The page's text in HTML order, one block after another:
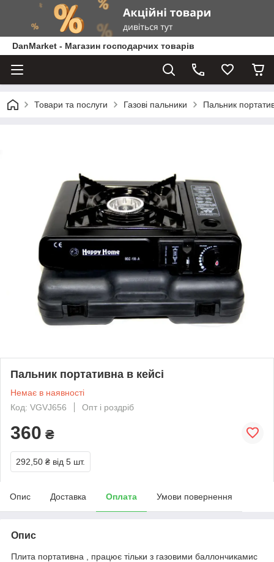
DanMarket - Магазин господарчих товарів
Товари та послуги Газові пальники Пальник
Пальник портативна в кейсі
Немає в наявності
Код: VGVJ656
Опт і роздріб
360 ₴
292,50 ₴ від 5 шт.
Опис Доставка Оплата Умови повернення
Опис
Плита портативна , працює тільки з газовими баллончикамис